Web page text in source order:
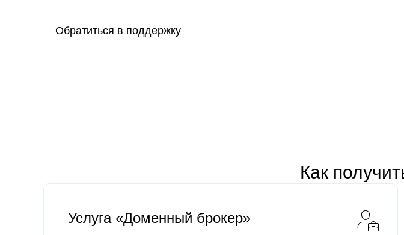
Обратиться в поддержку
Как
Услуга «Доменный брокер»